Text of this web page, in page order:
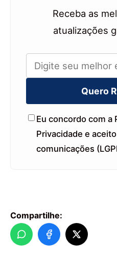
Receba as
atualizações
Quero
Eu concordo com a
Privacidade e
comunicações
Compartilhe: